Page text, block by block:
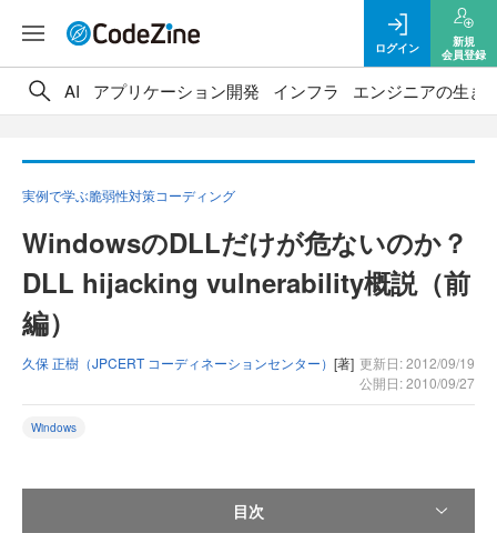
ログイン
新規
会員登録
AI アプリケーション開発 インフラ エンジニアの生き
実例で学ぶ脆弱性対策コーディング
WindowsのDLLだけが危ないのか？
DLL hijacking vulnerability概説（前
編）
久保 正樹（JPCERT コーディネーションセンター） [著] 更新日: 2012/09/19
公開日: 2010/09/27
Windows
目次